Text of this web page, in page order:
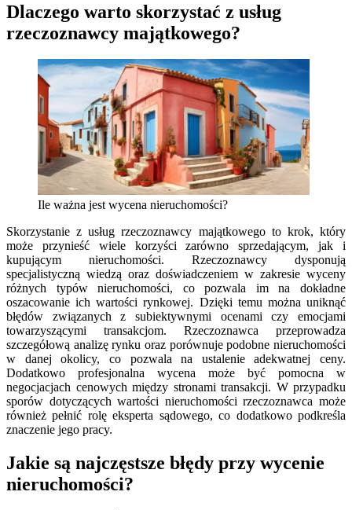
Dlaczego warto skorzystać z usług
rzeczoznawcy majątkowego?
Ile ważna jest wycena nieruchomości?
Skorzystanie z usług rzeczoznawcy majątkowego to krok, który
może przynieść wiele korzyści zarówno sprzedającym, jak i
kupującym nieruchomości. Rzeczoznawcy dysponują
specjalistyczną wiedzą oraz doświadczeniem w zakresie wyceny
różnych typów nieruchomości, co pozwala im na dokładne
oszacowanie ich wartości rynkowej. Dzięki temu można uniknąć
błędów związanych z subiektywnymi ocenami czy emocjami
towarzyszącymi transakcjom. Rzeczoznawca przeprowadza
szczegółową analizę rynku oraz porównuje podobne nieruchomości
w danej okolicy, co pozwala na ustalenie adekwatnej ceny.
Dodatkowo profesjonalna wycena może być pomocna w
negocjacjach cenowych między stronami transakcji. W przypadku
sporów dotyczących wartości nieruchomości rzeczoznawca może
również pełnić rolę eksperta sądowego, co dodatkowo podkreśla
znaczenie jego pracy.
Jakie są najczęstsze błędy przy wycenie
nieruchomości?